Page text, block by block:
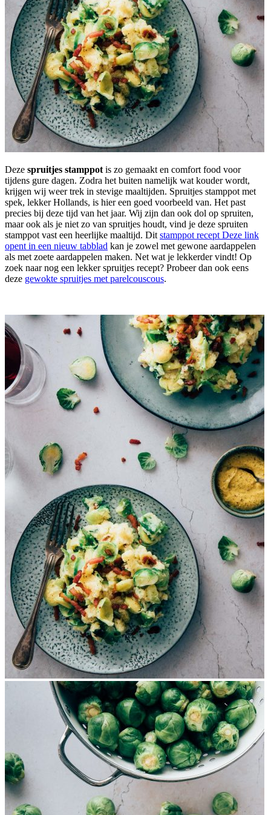
Deze spruitjes stamppot is zo gemaakt en comfort food voor
tijdens gure dagen. Zodra het buiten namelijk wat kouder wordt,
krijgen wij weer trek in stevige maaltijden. Spruitjes stamppot met
spek, lekker Hollands, is hier een goed voorbeeld van. Het past
precies bij deze tijd van het jaar. Wij zijn dan ook dol op spruiten,
maar ook als je niet zo van spruitjes houdt, vind je deze spruiten
stamppot vast een heerlijke maaltijd. Dit stamppot recept Deze link
opent in een nieuw tabblad kan je zowel met gewone aardappelen
als met zoete aardappelen maken. Net wat je lekkerder vindt! Op
zoek naar nog een lekker spruitjes recept? Probeer dan ook eens
deze gewokte spruitjes met parelcouscous.